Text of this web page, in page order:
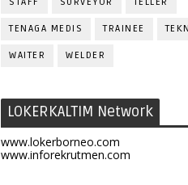
TENAGA MEDIS TRAINEE
WAITER WELDER
LOKERKALTIM Network
www.lokerborneo.com
www.inforekrutmen.com